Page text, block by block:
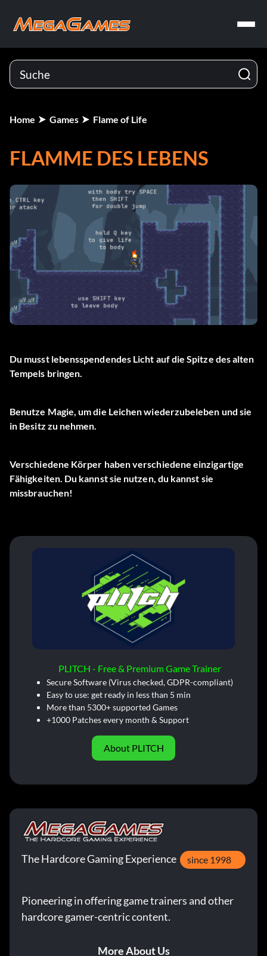
Home Games Flame of Life
FLAMME DES LEBENS
Du musst lebensspendendes Licht auf die Spitze des alten
Tempels bringen.
Benutze Magie, um die Leichen wiederzubeleben und sie
in Besitz zu nehmen.
Verschiedene Körper haben verschiedene einzigartige
Fähigkeiten. Du kannst sie nutzen, du kannst sie
missbrauchen!
PLITCH - Free & Premium Game Trainer
Secure Software (Virus checked, GDPR-compliant)
Easy to use: get ready in less than 5 min
More than 5300+ supported Games
+1000 Patches every month & Support
About PLITCH
The Hardcore Gaming Experience since 1998
Pioneering in offering game trainers and other
hardcore gamer-centric content.
More About Us